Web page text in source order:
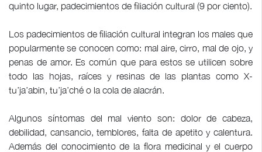
quinto lugar, padecimientos de filiación cultural (9 por ciento).
Los padecimientos de filiación cultural integran los males que
popularmente se conocen como: mal aire, cirro, mal de ojo, y
penas de amor. Es común que para estos se utilicen sobre
todo las hojas, raíces y resinas de las plantas como X-
tu’ja’abin, tu’ja’ché o la cola de alacrán.
Algunos síntomas del mal viento son: dolor de cabeza,
debilidad, cansancio, temblores, falta de apetito y calentura.
Además del conocimiento de la flora medicinal y el cuerpo